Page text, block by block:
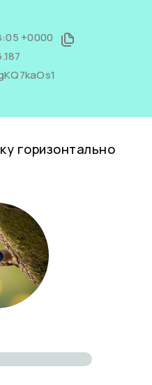
+0000
горизонтально